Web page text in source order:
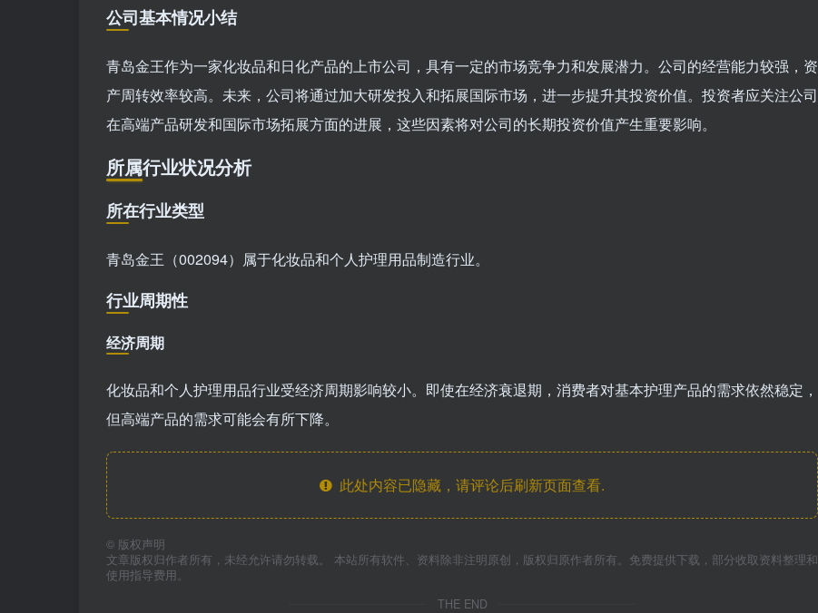
公司基本情况小结
青岛金王作为一家化妆品和日化产品的上市公司，具有一定的市场竞争力和发展潜力。公司的经营能力较强，资
产周转效率较高。未来，公司将通过加大研发投入和拓展国际市场，进一步提升其投资价值。投资者应关注公司
在高端产品研发和国际市场拓展方面的进展，这些因素将对公司的长期投资价值产生重要影响。
所属行业状况分析
所在行业类型
青岛金王（002094）属于化妆品和个人护理用品制造行业。
行业周期性
经济周期
化妆品和个人护理用品行业受经济周期影响较小。即使在经济衰退期，消费者对基本护理产品的需求依然稳定，
但高端产品的需求可能会有所下降。
此处内容已隐藏，请评论后刷新页面查看.
© 版权声明
文章版权归作者所有，未经允许请勿转载。 本站所有软件、资料除非注明原创，版权归原作者所有。免费提供下载，部分收取资料整理和
使用指导费用。
THE END